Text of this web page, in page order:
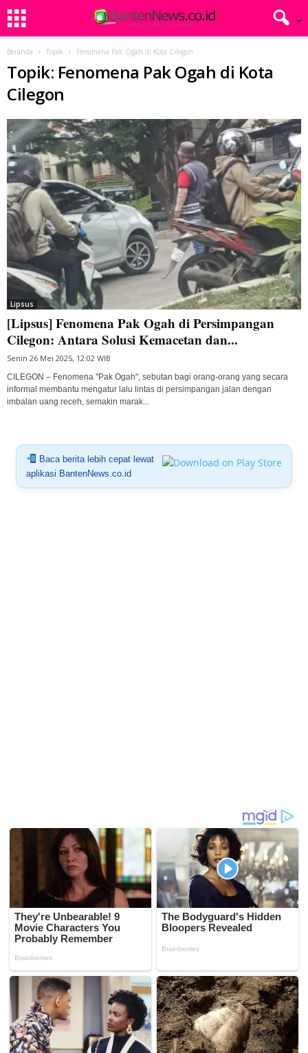
Beranda Topik Fenomena Pak Ogah di Kota Cilegon
Topik: Fenomena Pak Ogah di Kota
Cilegon
Lipsus
[Lipsus] Fenomena Pak Ogah di Persimpangan
Cilegon: Antara Solusi Kemacetan dan...
Senin 26 Mei 2025, 12:02 WIB
CILEGON – Fenomena "Pak Ogah", sebutan bagi orang-orang yang secara
informal membantu mengatur lalu lintas di persimpangan jalan dengan
imbalan uang receh, semakin marak...
Baca berita lebih cepat lewat
aplikasi BantenNews.co.id